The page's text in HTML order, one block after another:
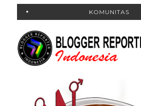
KOMUNITAS